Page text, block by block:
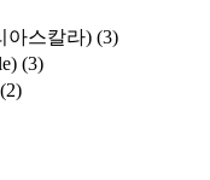
아스칼라) (3)
(3)
(2)